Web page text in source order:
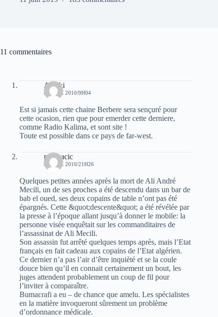
11 commentaires
Arezki
8 AVRIL 2010/9H04
Est si jamais cette chaine Berbere sera sençuré pour
cette ocasion, rien que pour emerder cette derniere,
comme Radio Kalima, et sont site !
Toute est possible dans ce pays de far-west.
matwacic
8 AVRIL 2010/21H26
Quelques petites années après la mort de Ali André
Mecili, un de ses proches a été descendu dans un bar de
bab el oued, ses deux copains de table n’ont pas été
épargnés. Cette &quot;descente&quot; a été révélée par
la presse à l’époque allant jusqu’à donner le mobile: la
personne visée enquêtait sur les commanditaires de
l’assassinat de Ali Mecili.
Son assassin fut arrêté quelques temps après, mais l’Etat
français en fait cadeau aux copains de l’Etat algérien.
Ce dernier n’a pas l’air d’être inquièté et se la coule
douce bien qu’il en connait certainement un bout, les
juges attendent probablement un coup de fil pour
l’inviter à comparaître.
Bumaεrafi a eu – de chance que amelu. Les spécialistes
en la matière invoqueront sûrement un problème
d’ordonnance médicale.